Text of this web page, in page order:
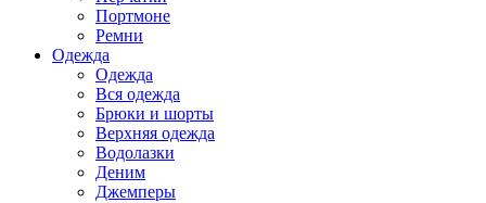
Портмоне
Ремни
Одежда
Одежда
Вся одежда
Брюки и шорты
Верхняя одежда
Водолазки
Деним
Джемперы